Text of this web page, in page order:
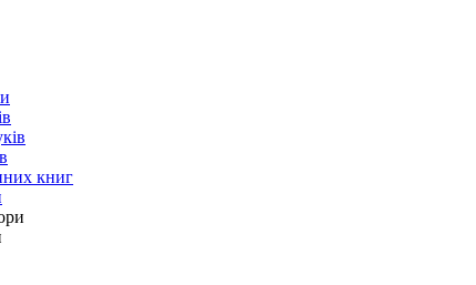
книг